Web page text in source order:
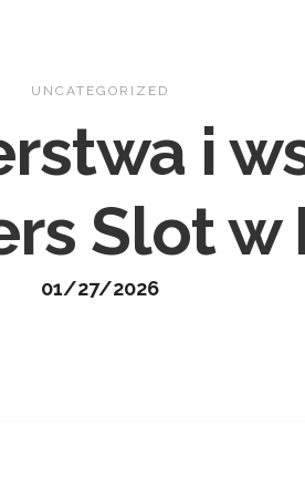
UNCATEGORIZED
i
Slot w
01/27/2026